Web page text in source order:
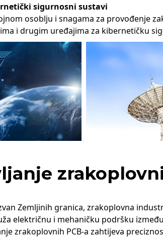
sigurnosni sustavi
osoblju i snagama za provođenje
i drugim uređajima za kibernetičku
Zemljinih granica, zrakoplovna
električnu i mehaničku podršku
zrakoplovnih PCB-a zahtijeva